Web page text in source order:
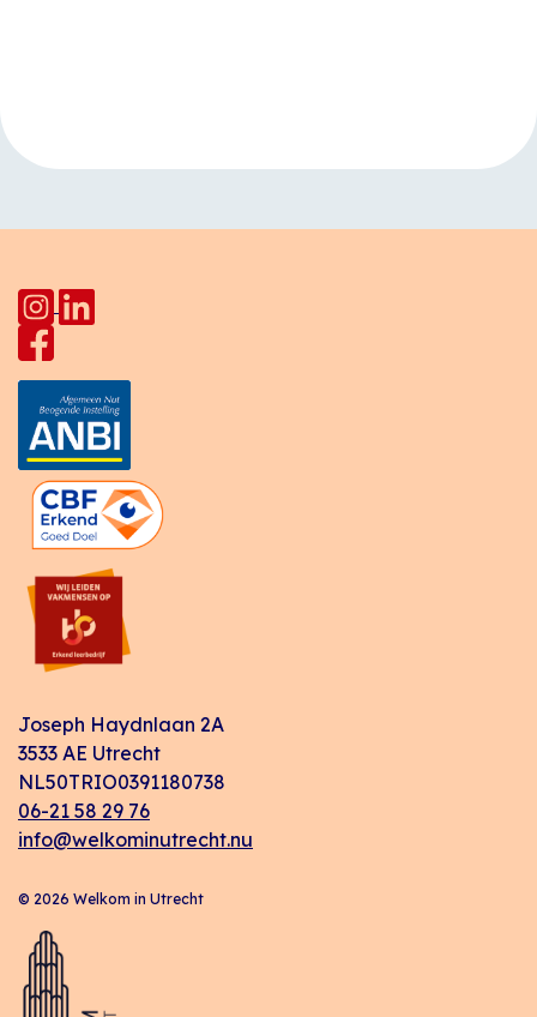
Joseph Haydnlaan 2A
3533 AE Utrecht
NL50TRIO0391180738
06-21 58 29 76
info@welkominutrecht.nu
© 2026 Welkom in Utrecht